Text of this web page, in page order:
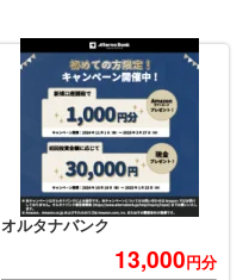
オルタナバンク
13,000円分